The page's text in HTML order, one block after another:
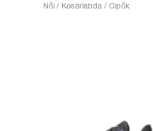
Női / Kosárlabda / Cipők